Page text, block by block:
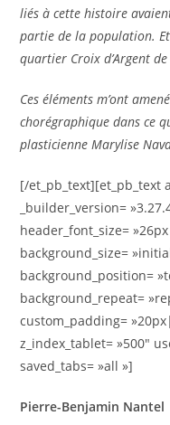
liés à cette histoire
partie de la population.
quartier Croix d’Argent
Ces éléments m’ont
chorégraphique dans ce
plasticienne Marylise
[/et_pb_text][et_pb_text
_builder_version=
header_font_size=
background_size=
background_position=
background_repeat=
custom_padding=
z_index_tablet= »500″
saved_tabs= »all »]
Pierre-Benjamin Nantel